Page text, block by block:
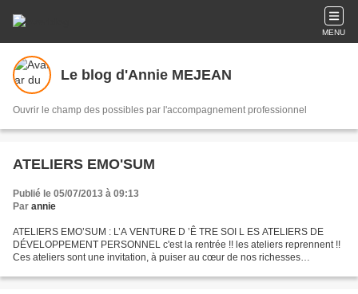
MENU
Le blog d'Annie MEJEAN
Ouvrir le champ des possibles par l'accompagnement professionnel
ATELIERS EMO'SUM
Publié le 05/07/2013 à 09:13
Par annie
ATELIERS EMO’SUM : L’A VENTURE D ’Ê TRE SOI L ES ATELIERS DE
DÉVELOPPEMENT PERSONNEL c'est la rentrée !! les ateliers reprennent !!
Ces ateliers sont une invitation, à puiser au cœur de nos richesses